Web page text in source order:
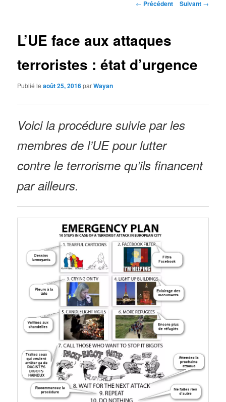
Navigation
← Précédent Suivant →
L’UE face aux attaques
terroristes : état d’urgence
Publié leaoût 25, 2016parWayan
Voici la procédure suivie par les
membres de l’UE pour lutter
contre le terrorisme qu’ils financent
par ailleurs.